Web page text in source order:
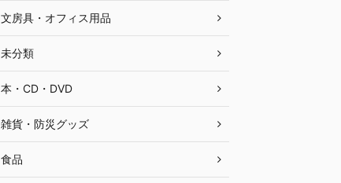
文房具・オフィス用品
未分類
本・CD・DVD
雑貨・防災グッズ
食品